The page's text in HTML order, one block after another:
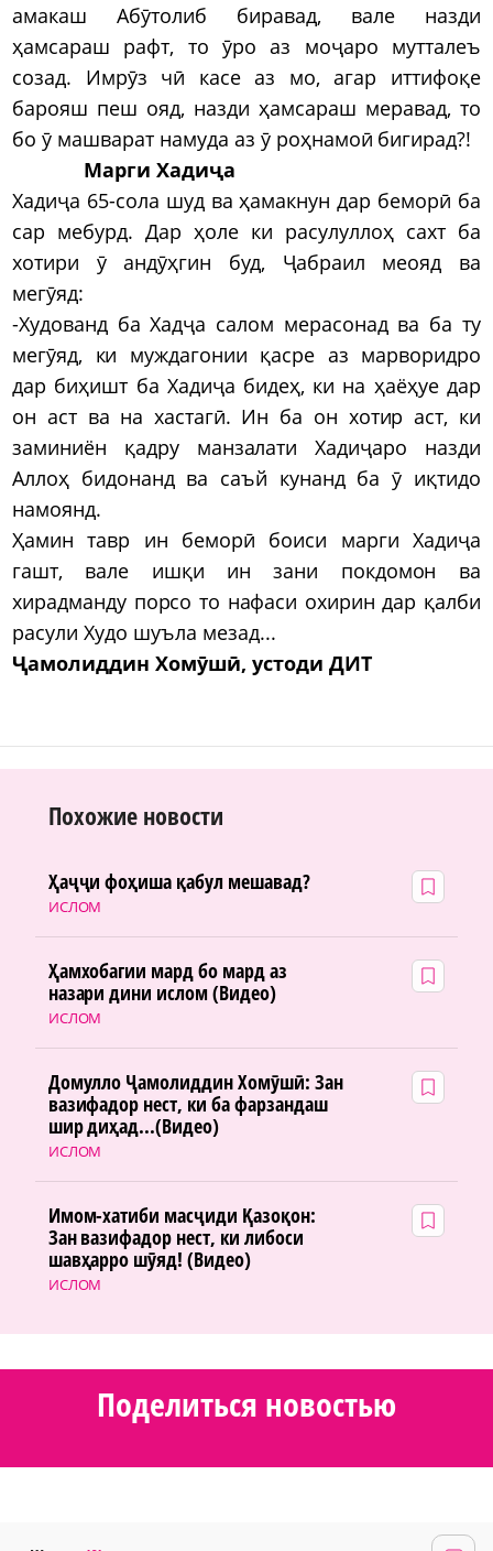
амакаш Абӯтолиб биравад, вале назди
ҳамсараш рафт, то ӯро аз моҷаро мутталеъ
созад. Имрӯз чӣ касе аз мо, агар иттифоқе
барояш пеш ояд, назди ҳамсараш меравад, то
бо ӯ машварат намуда аз ӯ роҳнамоӣ бигирад?!
Марги Хадиҷа
Хадиҷа 65-сола шуд ва ҳамакнун дар беморӣ ба
сар мебурд. Дар ҳоле ки расулуллоҳ сахт ба
хотири ӯ андӯҳгин буд, Ҷабраил меояд ва
мегӯяд:
-Худованд ба Хадҷа салом мерасонад ва ба ту
мегӯяд, ки муждагонии қасре аз марворидро
дар биҳишт ба Хадиҷа бидеҳ, ки на ҳаёҳуе дар
он аст ва на хастагӣ. Ин ба он хотир аст, ки
заминиён қадру манзалати Хадиҷаро назди
Аллоҳ бидонанд ва саъй кунанд ба ӯ иқтидо
намоянд.
Ҳамин тавр ин беморӣ боиси марги Хадиҷа
гашт, вале ишқи ин зани покдомон ва
хирадманду порсо то нафаси охирин дар қалби
расули Худо шуъла мезад...
Ҷамолиддин Хомӯшӣ, устоди ДИТ
Похожие новости
ИСЛОМ
Ҳаҷҷи фоҳиша қабул мешавад?
ИСЛОМ
Ҳамхобагии мард бо мард аз
назари дини ислом (Видео)
ИСЛОМ
Домулло Ҷамолиддин Хомӯшӣ: Зан
вазифадор нест, ки ба фарзандаш
шир диҳад...(Видео)
ИСЛОМ
Имом-хатиби масҷиди Қазоқон:
Зан вазифадор нест, ки либоси
шавҳарро шӯяд! (Видео)
Поделиться новостью